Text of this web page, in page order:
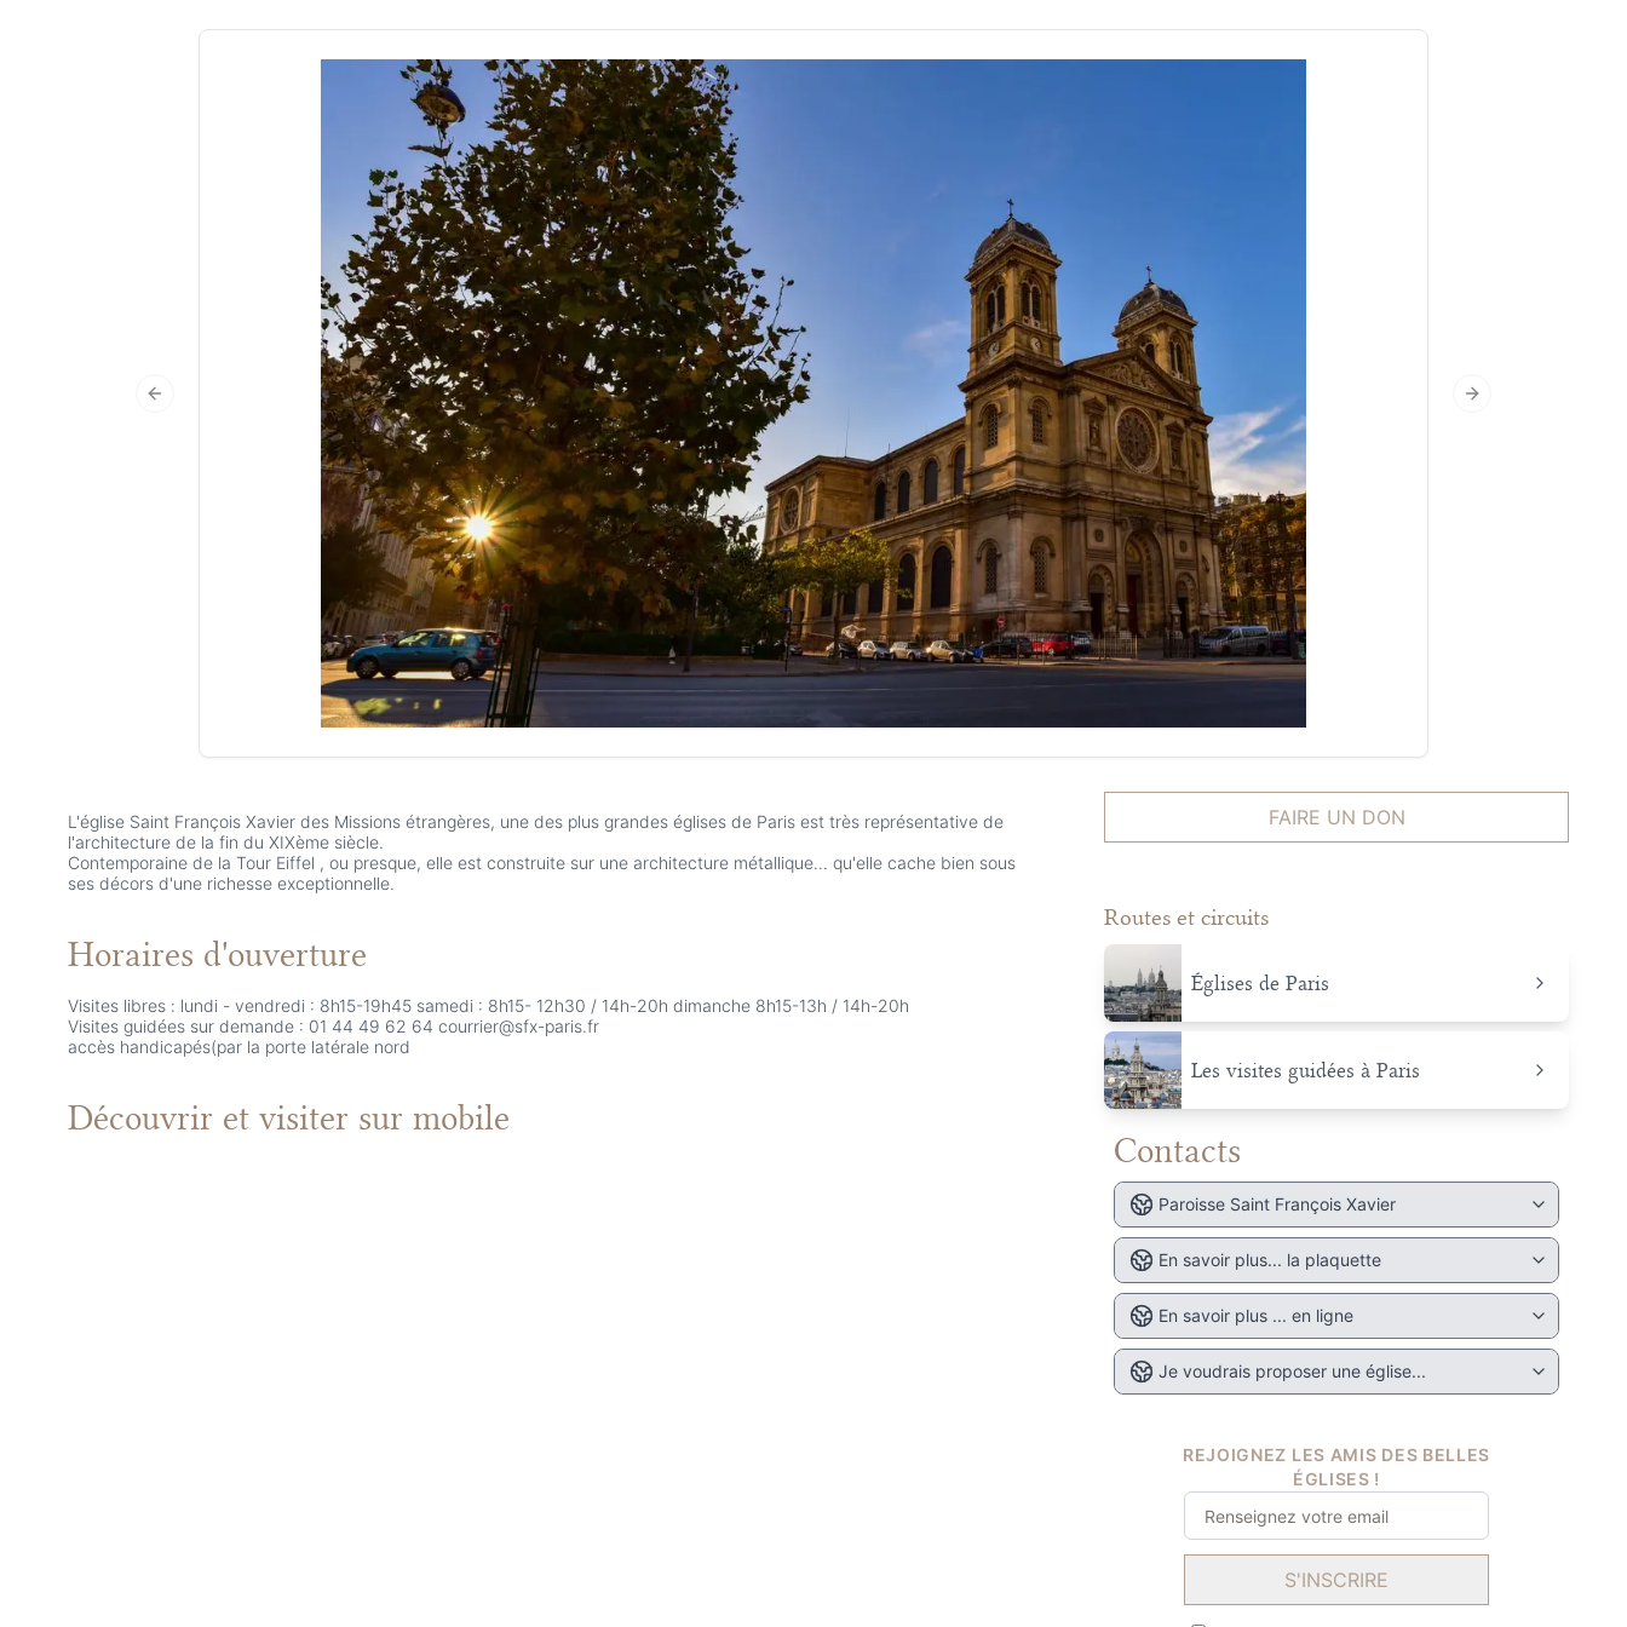
Previous slide Next slide
L'église Saint François Xavier des Missions étrangères, une des plus grandes églises de Paris est très représentative de
l'architecture de la fin du XIXème siècle.
Contemporaine de la Tour Eiffel , ou presque, elle est construite sur une architecture métallique... qu'elle cache bien sous
ses décors d'une richesse exceptionnelle.
Horaires d'ouverture
Visites libres : lundi - vendredi : 8h15-19h45 samedi : 8h15- 12h30 / 14h-20h dimanche 8h15-13h / 14h-20h
Visites guidées sur demande : 01 44 49 62 64 courrier@sfx-paris.fr
accès handicapés(par la porte latérale nord
Découvrir et visiter sur mobile
FAIRE UN DON
Routes et circuits
Églises de Paris
Les visites guidées à Paris
Contacts
Paroisse Saint François Xavier
En savoir plus... la plaquette
En savoir plus ... en ligne
Je voudrais proposer une église...
REJOIGNEZ LES AMIS DES BELLES
ÉGLISES !
S'INSCRIRE